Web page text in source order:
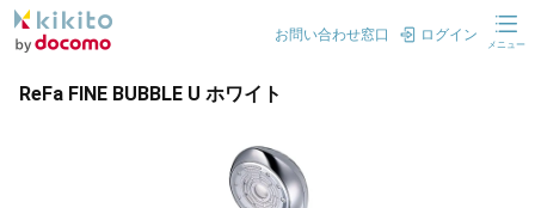
お問い合わせ窓口 ログイン
メニュー
ReFa FINE BUBBLE U ホワイト